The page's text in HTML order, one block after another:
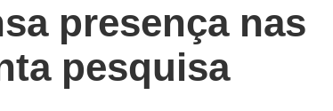
presença nas
pesquisa